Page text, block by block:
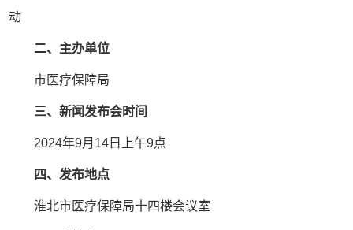
动
二、主办单位
市医疗保障局
三、新闻发布会时间
2024年9月14日上午9点
四、发布地点
淮北市医疗保障局十四楼会议室